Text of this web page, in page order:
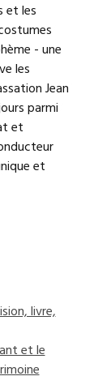
et les
- une
les
Jean
parmi
et
et
livre,
et le